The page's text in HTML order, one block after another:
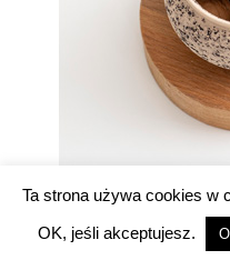
Ta strona używa cookies w
OK, jeśli akceptujesz.